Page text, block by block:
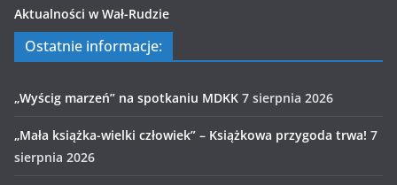
Aktualności w Wał-Rudzie
Ostatnie informacje:
„Wyścig marzeń” na spotkaniu MDKK 7 sierpnia 2026
„Mała książka-wielki człowiek” – Książkowa przygoda trwa! 7
sierpnia 2026